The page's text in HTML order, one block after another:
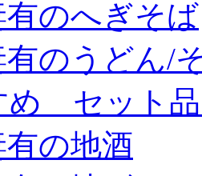
有のへぎそば
有のうどん/
め セット
の地酒